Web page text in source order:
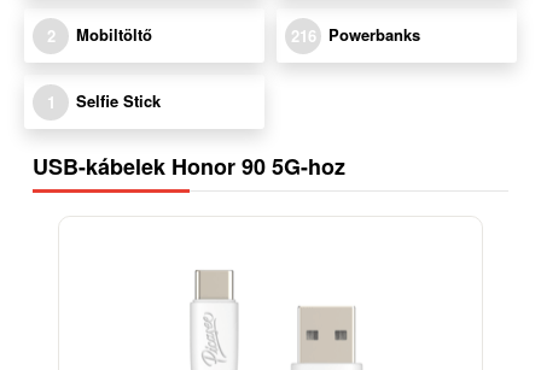
2 Mobiltöltő 216 Powerbanks
1 Selfie Stick
USB-kábelek Honor 90 5G-hoz